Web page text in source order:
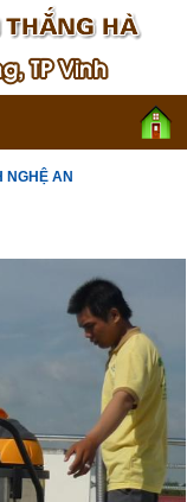
NGHỆ AN